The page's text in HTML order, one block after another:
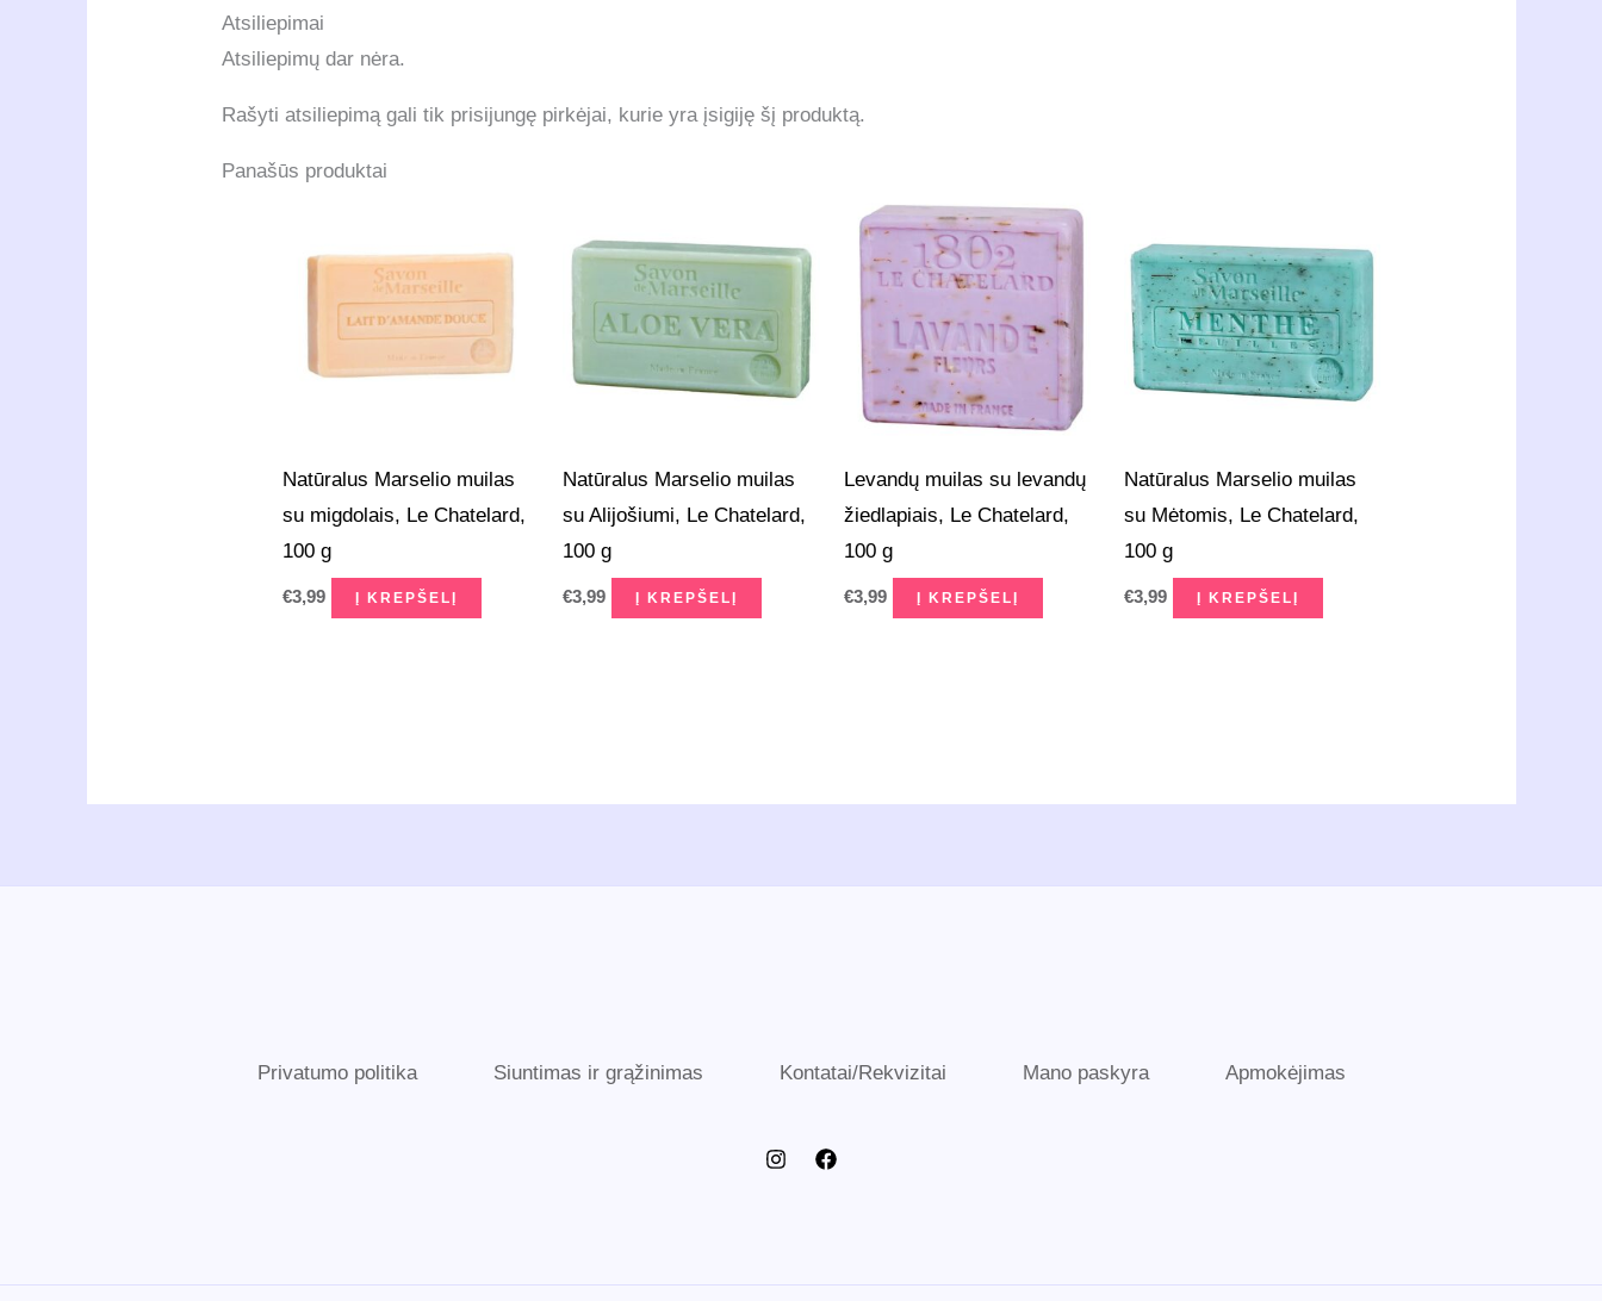
Atsiliepimai
Atsiliepimų dar nėra.
Rašyti atsiliepimą gali tik prisijungę pirkėjai, kurie yra įsigiję šį produktą.
Panašūs produktai
Natūralus Marselio muilas
su migdolais, Le Chatelard,
100 g
€3,99 Į KREPŠELĮ
Natūralus Marselio muilas
su Alijošiumi, Le Chatelard,
100 g
€3,99 Į KREPŠELĮ
Levandų muilas su levandų
žiedlapiais, Le Chatelard,
100 g
€3,99 Į KREPŠELĮ
Natūralus Marselio muilas
su Mėtomis, Le Chatelard,
100 g
€3,99 Į KREPŠELĮ
Privatumo politika Siuntimas ir grąžinimas Kontatai/Rekvizitai Mano paskyra Apmokėjimas